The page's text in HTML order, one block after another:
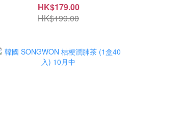
HK$179.00
HK$199.00